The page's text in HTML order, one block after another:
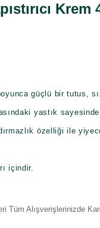
güçlü bir tutus,
yastık
özelliği ile
içindir.
Tüm Alışverişlerinizde